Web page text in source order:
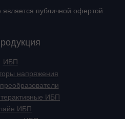
публичной офертой.
ИБП
напряжения
ИБП
ИБП